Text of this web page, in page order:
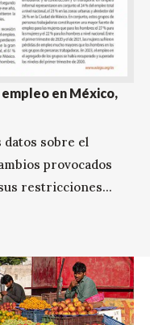
en México,
datos sobre el
provocados
restricciones...